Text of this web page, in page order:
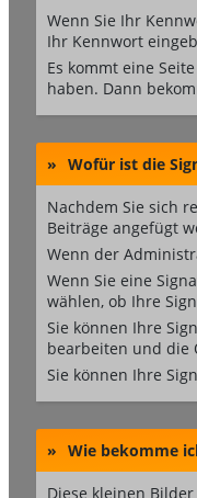
Wenn Sie Ihr
Ihr Kennwort
Es kommt eine
haben. Dann
» Wofür ist die
Nachdem Sie sich
Beiträge angefügt
Wenn der
Wenn Sie eine
wählen, ob Ihre
Sie können Ihre
bearbeiten und die
Sie können Ihre
» Wie bekomme
Diese kleinen